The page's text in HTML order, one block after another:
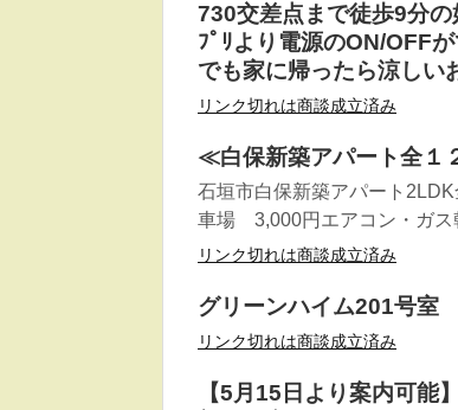
730交差点まで徒歩9分の
ﾌﾟﾘより電源のON/OFF
でも家に帰ったら涼しい
リンク切れは商談成立済み
≪白保新築アパート全１
石垣市白保新築アパート
車場 3,000円エアコン・ガス
リンク切れは商談成立済み
グリーンハイム201号室
リンク切れは商談成立済み
【5月15日より案内可能